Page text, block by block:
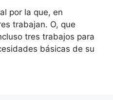
por la que, en
trabajan. O, que
tres trabajos para
básicas de su